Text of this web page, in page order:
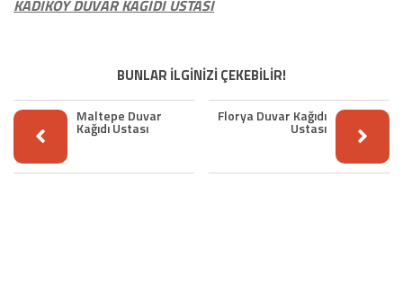
KADIKÖY DUVAR KAĞIDI USTASI
BUNLAR İLGİNİZİ ÇEKEBİLİR!
Maltepe Duvar
Kağıdı Ustası
Florya Duvar Kağıdı
Ustası